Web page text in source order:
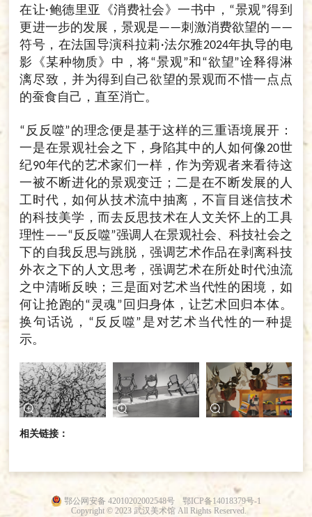
在让·鲍德里亚《消费社会》一书中， “景观”得到
更进一步的发展，景观是——刺激消费欲望的——
符号，在法国导演科拉莉·法尔雅2024年执导的电
影《某种物质》中，将“景观”和“欲望”诠释得淋
漓尽致，并为得到自己欲望的景观而不惜一点点
的蚕食自己，直至消亡。
“ 反反噬”的理念便是基于这样的三重语境展开：
一是在景观社会之下，身陷其中的人如何像20世
纪90年代的艺术家们一样，作为旁观者来看待这
一被不断进化的景观变迁；二是在不断发展的人
工时代，如何从技术流中抽离，不盲目迷信技术
的科技美学，而去反思技术在人文关怀上的工具
理性——“ 反反噬”强调人在景观社会、科技社会之
下的自我反思与跳脱，强调艺术作品在剥离科技
外衣之下的人文思考，强调艺术在所处时代浊流
之中清晰反映；三是面对艺术当代性的困境，如
何让抢跑的“ 灵魂” 回归身体，让艺术回归本体。
换句话说， “ 反反噬” 是对艺术当代性的一种提
示。
相关链接：
鄂公网安备 42010202002548号
鄂ICP备14018379号-1
Copyright © 2023 武汉美术馆 All Rights Reserved.